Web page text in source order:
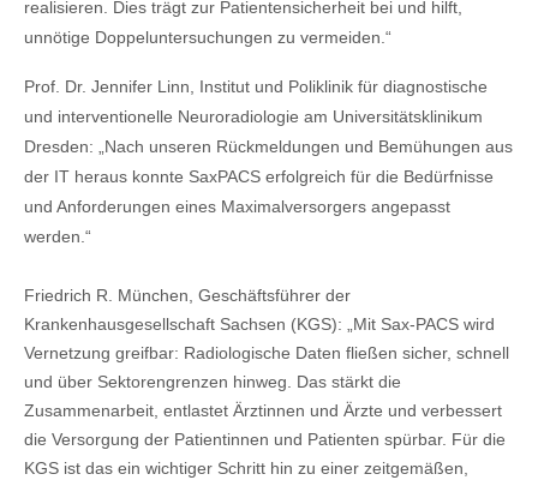
realisieren. Dies trägt zur Patientensicherheit bei und hilft,
unnötige Doppeluntersuchungen zu vermeiden.“
Prof. Dr. Jennifer Linn, Institut und Poliklinik für diagnostische
und interventionelle Neuroradiologie am Universitätsklinikum
Dresden: „Nach unseren Rückmeldungen und Bemühungen aus
der IT heraus konnte SaxPACS erfolgreich für die Bedürfnisse
und Anforderungen eines Maximalversorgers angepasst
werden.“
Friedrich R. München, Geschäftsführer der
Krankenhausgesellschaft Sachsen (KGS): „Mit Sax‑PACS wird
Vernetzung greifbar: Radiologische Daten fließen sicher, schnell
und über Sektorengrenzen hinweg. Das stärkt die
Zusammenarbeit, entlastet Ärztinnen und Ärzte und verbessert
die Versorgung der Patientinnen und Patienten spürbar. Für die
KGS ist das ein wichtiger Schritt hin zu einer zeitgemäßen,